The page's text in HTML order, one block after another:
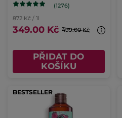
(1276)
872 Kč / 1l
349.00 Kč 499.00 Kč
PŘIDAT DO
KOŠÍKU
BESTSELLER